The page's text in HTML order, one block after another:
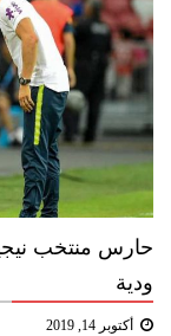
حارس منتخب
ودية
أكتوبر 14, 2019